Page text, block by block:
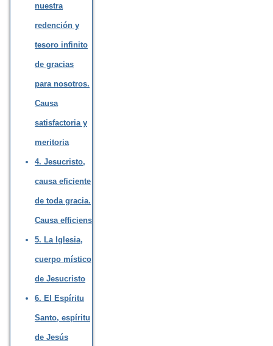
nuestra
redención y
tesoro infinito
de gracias
para nosotros.
Causa
satisfactoria y
meritoria
4. Jesucristo,
causa eficiente
de toda gracia.
Causa efficiens
5. La Iglesia,
cuerpo místico
de Jesucristo
6. El Espíritu
Santo, espíritu
de Jesús